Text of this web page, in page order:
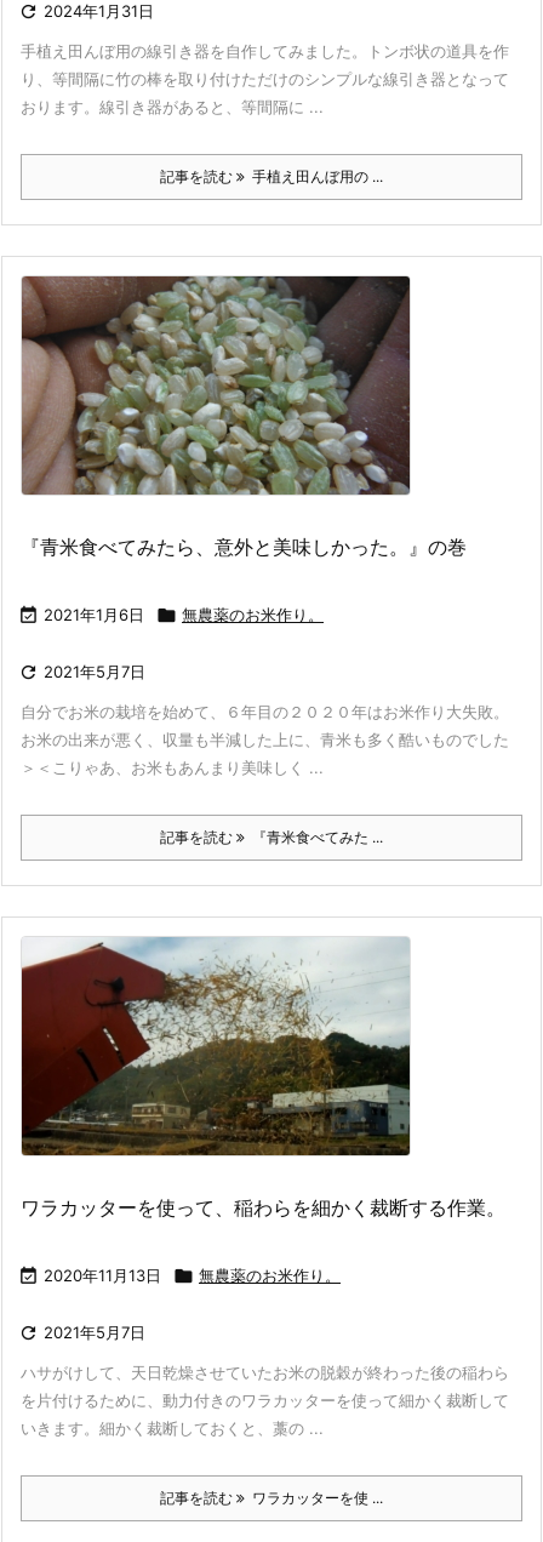
 2024年1月31日
手植え田んぼ用の線引き器を自作してみました。トンボ状の道具を作
り、等間隔に竹の棒を取り付けただけのシンプルな線引き器となって
おります。線引き器があると、等間隔に ...
記事を読む 手植え田んぼ用の ...
『青米食べてみたら、意外と美味しかった。』の巻
 2021年1月6日  無農薬のお米作り。
 2021年5月7日
自分でお米の栽培を始めて、６年目の２０２０年はお米作り大失敗。
お米の出来が悪く、収量も半減した上に、青米も多く酷いものでした
＞＜こりゃあ、お米もあんまり美味しく ...
記事を読む 『青米食べてみた ...
ワラカッターを使って、稲わらを細かく裁断する作業。
 2020年11月13日  無農薬のお米作り。
 2021年5月7日
ハサがけして、天日乾燥させていたお米の脱穀が終わった後の稲わら
を片付けるために、動力付きのワラカッターを使って細かく裁断して
いきます。細かく裁断しておくと、藁の ...
記事を読む ワラカッターを使 ...